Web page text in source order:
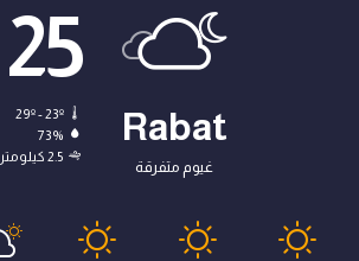
Rabat
غيوم متفرقة
25
29º - 23º
73%
2.5 كيلومتر/ساعة